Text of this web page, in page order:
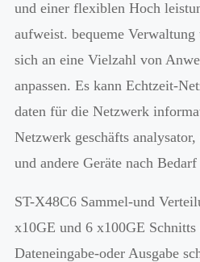
und einer flexiblen Hoch
aufweist. bequeme
sich an eine Vielzahl von
anpassen. Es kann Echtzeit-
daten für die Netzwerk
Netzwerk geschäfts
und andere Geräte nach
ST-X48C6 Sammel-und
x10GE und 6 x100GE
Dateneingabe-oder Ausgabe